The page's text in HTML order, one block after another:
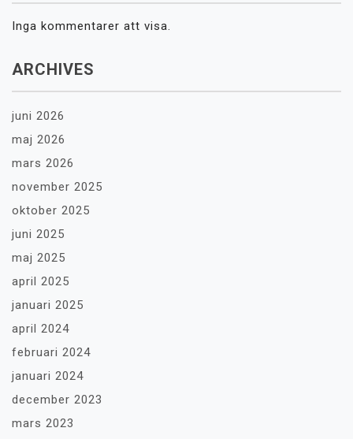
Inga kommentarer att visa.
ARCHIVES
juni 2026
maj 2026
mars 2026
november 2025
oktober 2025
juni 2025
maj 2025
april 2025
januari 2025
april 2024
februari 2024
januari 2024
december 2023
mars 2023